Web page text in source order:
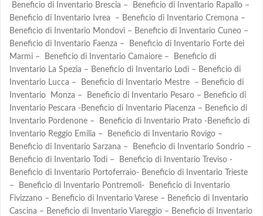
Beneficio di Inventario Brescia – Beneficio di Inventario Rapallo –
Beneficio di Inventario Ivrea – Beneficio di Inventario Cremona –
Beneficio di Inventario Mondovì – Beneficio di Inventario Cuneo –
Beneficio di Inventario Faenza – Beneficio di Inventario Forte dei
Marmi – Beneficio di Inventario Camaiore – Beneficio di
Inventario La Spezia – Beneficio di Inventario Lodi – Beneficio di
Inventario Lucca – Beneficio di Inventario Mestre – Beneficio di
Inventario Monza – Beneficio di Inventario Pesaro – Beneficio di
Inventario Pescara -Beneficio di Inventario Piacenza – Beneficio di
Inventario Pordenone – Beneficio di Inventario Prato -Beneficio di
Inventario Reggio Emilia – Beneficio di Inventario Rovigo –
Beneficio di Inventario Sarzana – Beneficio di Inventario Sondrio –
Beneficio di Inventario Todi – Beneficio di Inventario Treviso -
Beneficio di Inventario Portoferraio- Beneficio di Inventario Trieste
– Beneficio di Inventario Pontremoli- Beneficio di Inventario
Fivizzano – Beneficio di Inventario Varese – Beneficio di Inventario
Cascina – Beneficio di Inventario Viareggio – Beneficio di Inventario